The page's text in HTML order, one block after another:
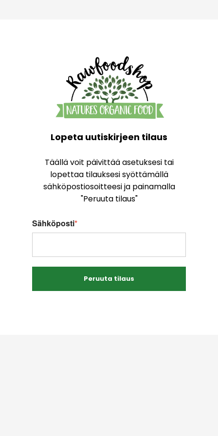
Lopeta uutiskirjeen tilaus
Täällä voit päivittää asetuksesi tai
lopettaa tilauksesi syöttämällä
sähköpostiosoitteesi ja painamalla
"Peruuta tilaus"
Sähköposti*
Peruuta tilaus